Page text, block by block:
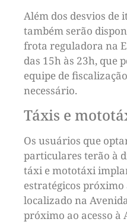
Além dos desvios
também serão
frota reguladora na
das 15h às 23h, que
equipe de
necessário.
Táxis e
Os usuários que
particulares terão à
táxi e mototáxi
estratégicos próximo
localizado na
próximo ao acesso à